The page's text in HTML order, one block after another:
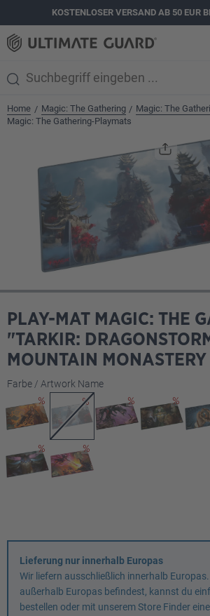
springenKOSTENLOSER VERSAND AB 50 EUR
Home / Magic: The Gathering / Magic: The
Magic: The Gathering-Playmats
PLAY-MAT MAGIC: THE
"TARKIR:
MOUNTAIN MONASTERY
Farbe / Artwork Nameauswählen
Lieferung nur innerhalb Europas
Wir liefern ausschließlich innerhalb
außerhalb Europas befindest, kannst du
bestellen oder mit unserem Store Finder